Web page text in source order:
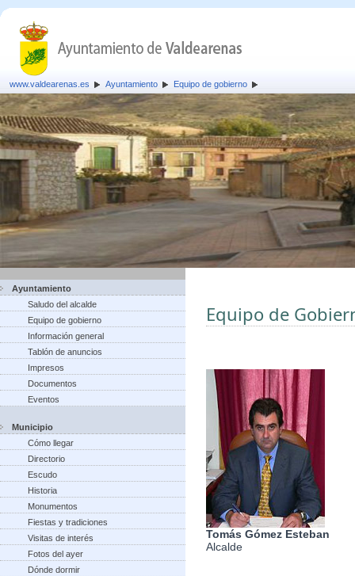
www.valdearenas.es Ayuntamiento Equipo de gobierno
Ayuntamiento
Saludo del alcalde
Equipo de gobierno
Información general
Tablón de anuncios
Impresos
Documentos
Eventos
Municipio
Cómo llegar
Directorio
Escudo
Historia
Monumentos
Fiestas y tradiciones
Visitas de interés
Fotos del ayer
Dónde dormir
Equipo de
Tomás Gómez Esteban
Alcalde